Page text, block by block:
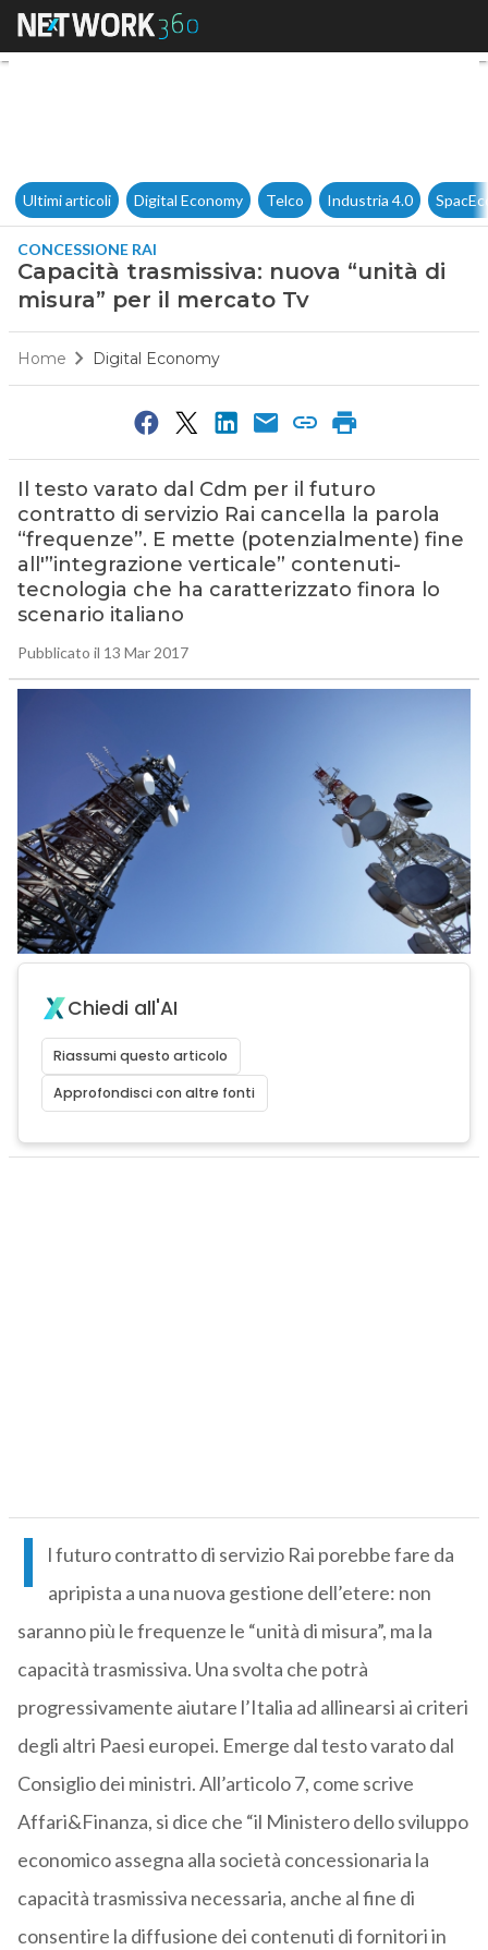
Capacità trasmissiva: nuova
Ultimi articoli Digital Economy Telco Industria 4.0
CONCESSIONE RAI
Capacità trasmissiva: nuova “unità di
misura” per il mercato Tv
Home Digital Economy
Il testo varato dal Cdm per il futuro
contratto di servizio Rai cancella la parola
“frequenze”. E mette (potenzialmente) fine
all'”integrazione verticale” contenuti-
tecnologia che ha caratterizzato finora lo
scenario italiano
Pubblicato il 13 Mar 2017
Chiedi all'AI
Riassumi questo articolo
Approfondisci con altre fonti
I
l futuro contratto di servizio Rai porebbe fare da
apripista a una nuova gestione dell’etere: non
saranno più le frequenze le “unità di misura”, ma la
capacità trasmissiva. Una svolta che potrà
progressivamente aiutare l’Italia ad allinearsi ai criteri
degli altri Paesi europei. Emerge dal testo varato dal
Consiglio dei ministri. All’articolo 7, come scrive
Affari&Finanza, si dice che “il Ministero dello sviluppo
economico assegna alla società concessionaria la
capacità trasmissiva necessaria, anche al fine di
consentire la diffusione dei contenuti di fornitori in